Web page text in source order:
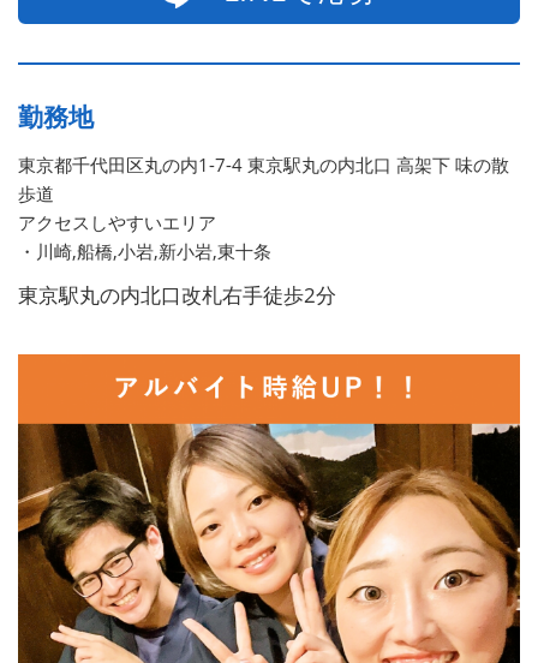
勤務地
東京都千代田区丸の内1-7-4 東京駅丸の内北口 高架下 味の散
歩道
アクセスしやすいエリア
・川崎,船橋,小岩,新小岩,東十条
東京駅丸の内北口改札右手徒歩2分